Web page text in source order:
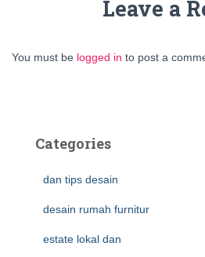
Leave a
You must be logged in to post a
Categories
dan tips desain
desain rumah furnitur
estate lokal dan